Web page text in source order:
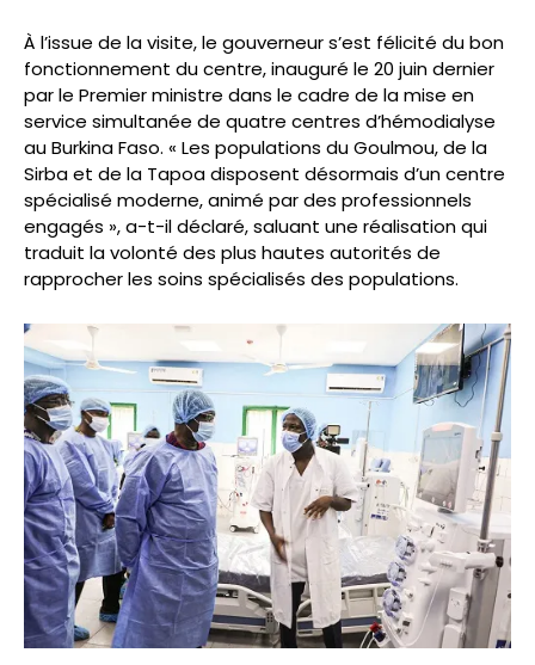
À l’issue de la visite, le gouverneur s’est félicité du bon
fonctionnement du centre, inauguré le 20 juin dernier
par le Premier ministre dans le cadre de la mise en
service simultanée de quatre centres d’hémodialyse
au Burkina Faso. « Les populations du Goulmou, de la
Sirba et de la Tapoa disposent désormais d’un centre
spécialisé moderne, animé par des professionnels
engagés », a-t-il déclaré, saluant une réalisation qui
traduit la volonté des plus hautes autorités de
rapprocher les soins spécialisés des populations.